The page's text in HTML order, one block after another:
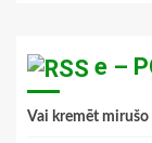
e –
Vai kremēt mirušo